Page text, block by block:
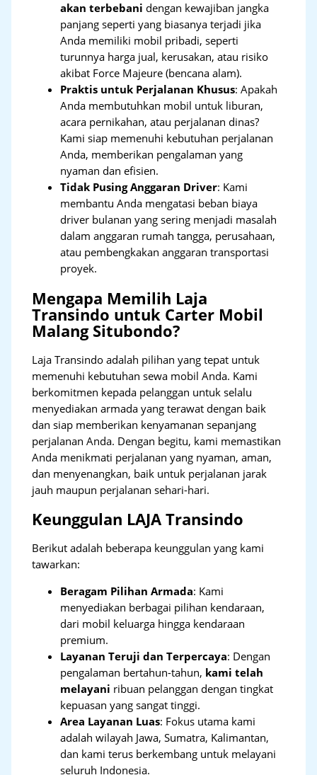
akan terbebani dengan kewajiban jangka
panjang seperti yang biasanya terjadi jika
Anda memiliki mobil pribadi, seperti
turunnya harga jual, kerusakan, atau risiko
akibat Force Majeure (bencana alam).
Praktis untuk Perjalanan Khusus: Apakah
Anda membutuhkan mobil untuk liburan,
acara pernikahan, atau perjalanan dinas?
Kami siap memenuhi kebutuhan perjalanan
Anda, memberikan pengalaman yang
nyaman dan efisien.
Tidak Pusing Anggaran Driver: Kami
membantu Anda mengatasi beban biaya
driver bulanan yang sering menjadi masalah
dalam anggaran rumah tangga, perusahaan,
atau pembengkakan anggaran transportasi
proyek.
Mengapa Memilih Laja
Transindo untuk Carter Mobil
Malang Situbondo?
Laja Transindo adalah pilihan yang tepat untuk
memenuhi kebutuhan sewa mobil Anda. Kami
berkomitmen kepada pelanggan untuk selalu
menyediakan armada yang terawat dengan baik
dan siap memberikan kenyamanan sepanjang
perjalanan Anda. Dengan begitu, kami memastikan
Anda menikmati perjalanan yang nyaman, aman,
dan menyenangkan, baik untuk perjalanan jarak
jauh maupun perjalanan sehari-hari.
Keunggulan LAJA Transindo
Berikut adalah beberapa keunggulan yang kami
tawarkan:
Beragam Pilihan Armada: Kami
menyediakan berbagai pilihan kendaraan,
dari mobil keluarga hingga kendaraan
premium.
Layanan Teruji dan Terpercaya: Dengan
pengalaman bertahun-tahun, kami telah
melayani ribuan pelanggan dengan tingkat
kepuasan yang sangat tinggi.
Area Layanan Luas: Fokus utama kami
adalah wilayah Jawa, Sumatra, Kalimantan,
dan kami terus berkembang untuk melayani
seluruh Indonesia.